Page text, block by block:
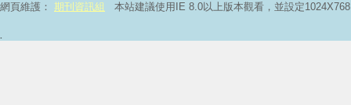
網頁維護： 期刊資訊組 本站建議使用IE 8.0以上版本觀看，並設定